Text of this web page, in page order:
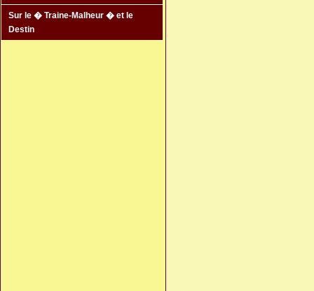
Sur le � Traine-Malheur � et le
Destin